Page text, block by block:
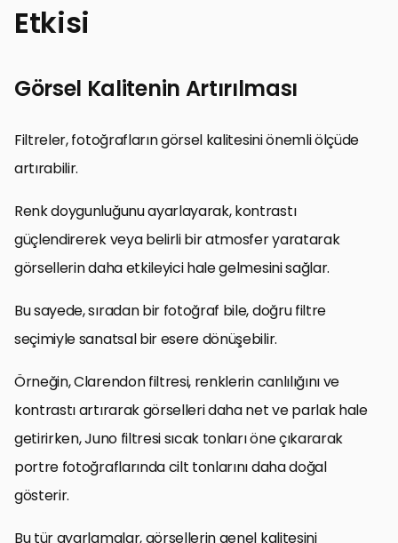
Etkisi
Görsel Kalitenin Artırılması
Filtreler, fotoğrafların görsel kalitesini önemli ölçüde
artırabilir.
Renk doygunluğunu ayarlayarak, kontrastı
güçlendirerek veya belirli bir atmosfer yaratarak
görsellerin daha etkileyici hale gelmesini sağlar.
Bu sayede, sıradan bir fotoğraf bile, doğru filtre
seçimiyle sanatsal bir esere dönüşebilir.
Örneğin, Clarendon filtresi, renklerin canlılığını ve
kontrastı artırarak görselleri daha net ve parlak hale
getirirken, Juno filtresi sıcak tonları öne çıkararak
portre fotoğraflarında cilt tonlarını daha doğal
gösterir.
Bu tür ayarlamalar, görsellerin genel kalitesini